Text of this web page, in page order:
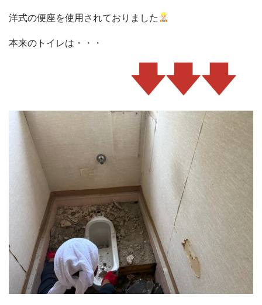
会社概要
選ばれる理由
施工事例
現場ブログ
リフォームの流れ
リフォームQ&A
洋式の便座を使用されておりました
本来のトイレは・・・